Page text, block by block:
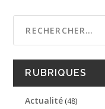
RUBRIQUES
Actualité (48)